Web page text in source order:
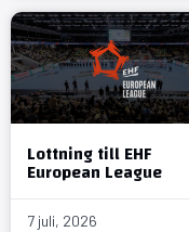
Lottning till EHF
European League
7 juli, 2026